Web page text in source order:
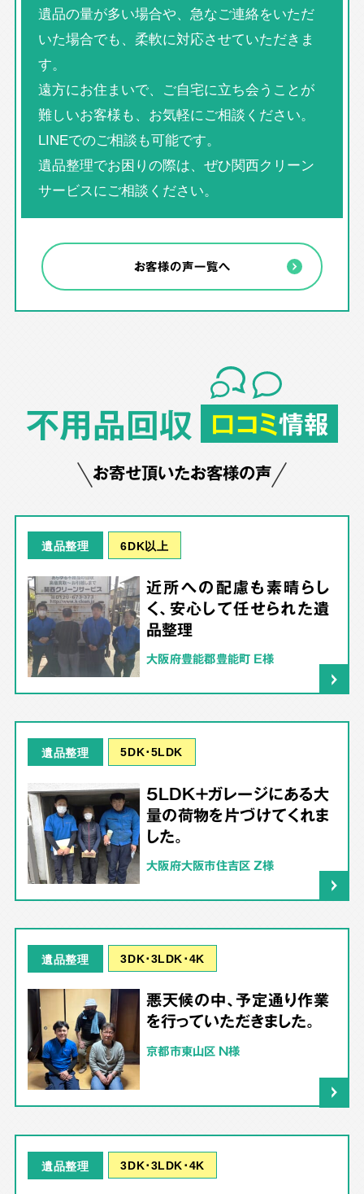
遺品の量が多い場合や、急なご連絡をいただ
いた場合でも、柔軟に対応させていただきま
す。
遠方にお住まいで、ご自宅に立ち会うことが
難しいお客様も、お気軽にご相談ください。
LINEでのご相談も可能です。
遺品整理でお困りの際は、ぜひ関西クリーン
サービスにご相談ください。
お客様の声一覧へ
不用品回収 口コミ情報
お寄せ頂いたお客様の声
遺品整理 6DK以上
近所への配慮も素晴らし
く、安心して任せられた遺
品整理
大阪府豊能郡豊能町 E様
遺品整理 5DK･5LDK
5LDK＋ガレージにある大
量の荷物を片づけてくれま
した。
大阪府大阪市住吉区 Z様
遺品整理 3DK･3LDK･4K
悪天候の中、予定通り作業
を行っていただきました。
京都市東山区 N様
遺品整理 3DK･3LDK･4K